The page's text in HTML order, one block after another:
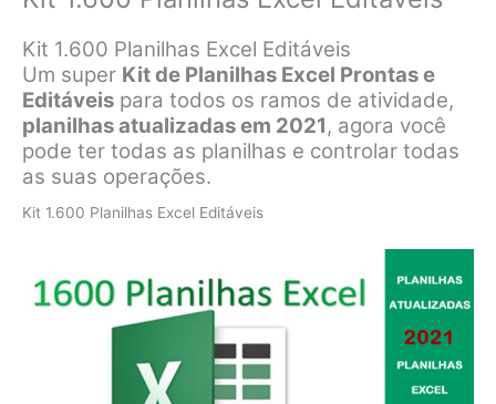
Kit 1.600 Planilhas Excel Editáveis
Um super Kit de Planilhas Excel Prontas e
Editáveis para todos os ramos de atividade,
planilhas atualizadas em 2021, agora você
pode ter todas as planilhas e controlar todas
as suas operações.
Kit 1.600 Planilhas Excel Editáveis